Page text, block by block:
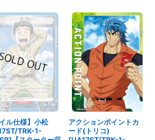
絞り込む
イル仕様】小松
TRK-1-
アクションポイントカ
ード(トリコ)